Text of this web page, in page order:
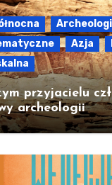
Azja
przyjacielu
archeologii